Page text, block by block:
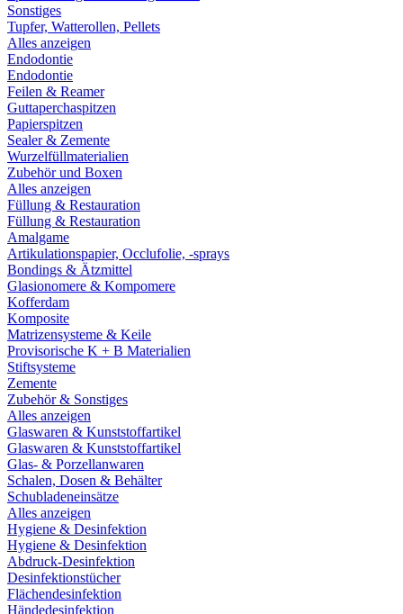
Sonstiges
Tupfer, Watterollen, Pellets
Alles anzeigen
Endodontie
Endodontie
Feilen & Reamer
Guttaperchaspitzen
Papierspitzen
Sealer & Zemente
Wurzelfüllmaterialien
Zubehör und Boxen
Alles anzeigen
Füllung & Restauration
Füllung & Restauration
Amalgame
Artikulationspapier, Occlufolie, -sprays
Bondings & Ätzmittel
Glasionomere & Kompomere
Kofferdam
Komposite
Matrizensysteme & Keile
Provisorische K + B Materialien
Stiftsysteme
Zemente
Zubehör & Sonstiges
Alles anzeigen
Glaswaren & Kunststoffartikel
Glaswaren & Kunststoffartikel
Glas- & Porzellanwaren
Schalen, Dosen & Behälter
Schubladeneinsätze
Alles anzeigen
Hygiene & Desinfektion
Hygiene & Desinfektion
Abdruck-Desinfektion
Desinfektionstücher
Flächendesinfektion
Händedesinfektion